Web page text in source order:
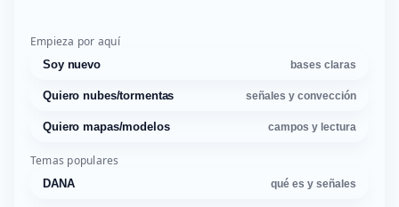
Empieza por aquí
Soy nuevo bases claras
Quiero nubes/tormentas señales y convección
Quiero mapas/modelos campos y lectura
Temas populares
DANA qué es y señales